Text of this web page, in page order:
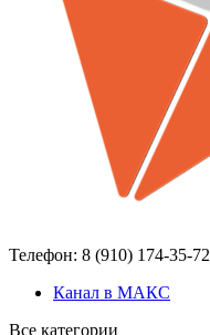
Телефон: 8 (910) 174-35-72
Канал в МАКС
Все категории